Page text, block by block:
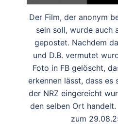
Der Film, der anonym
sein soll, wurde auch
gepostet. Nachdem
und D.B. vermutet
Foto in FB gelöscht,
erkennen lässt, dass
der NRZ eingereicht
den selben Ort
zum